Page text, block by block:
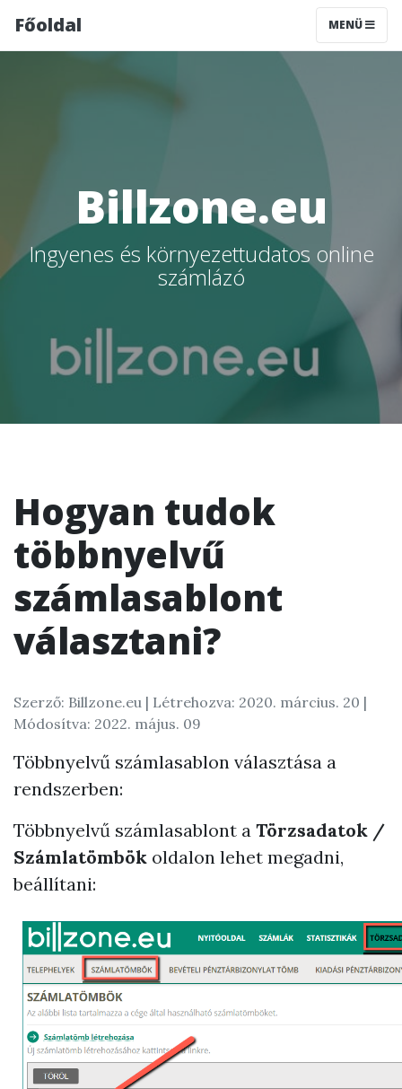
Főoldal MENÜ
Billzone.eu
Ingyenes és környezettudatos online
számlázó
Hogyan tudok
többnyelvű
számlasablont
választani?
Szerző: Billzone.eu | Létrehozva: 2020. március. 20 |
Módosítva: 2022. május. 09
Többnyelvű számlasablon választása a
rendszerben:
Többnyelvű számlasablont a Törzsadatok /
Számlatömbök oldalon lehet megadni,
beállítani: